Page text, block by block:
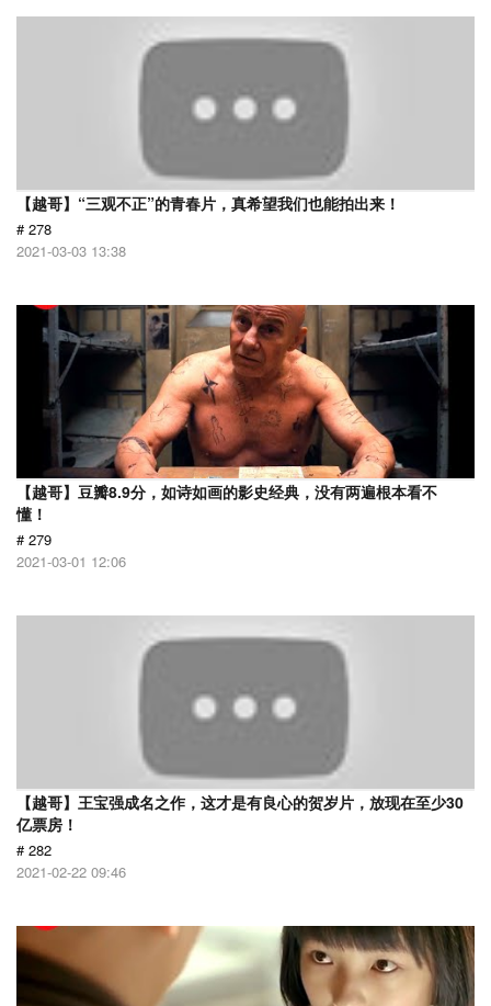
【越哥】“三观不正”的青春片，真希望我们也能拍出来！
# 278
2021-03-03 13:38
【越哥】豆瓣8.9分，如诗如画的影史经典，没有两遍根本看不
懂！
# 279
2021-03-01 12:06
【越哥】王宝强成名之作，这才是有良心的贺岁片，放现在至少30
亿票房！
# 282
2021-02-22 09:46